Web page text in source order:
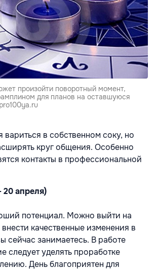
произойти поворотный момент,
для планов на оставшуюся
вариться в собственном соку, но
круг общения. Особенно
контакты в профессиональной
20 апреля)
потенциал. Можно выйти на
качественные изменения в
сейчас занимаетесь. В работе
следует уделять проработке
День благоприятен для